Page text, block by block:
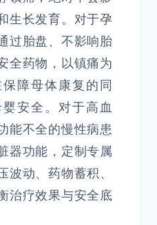
生长发育。对于孕
过胎盘、不影响胎
全药物，以镇痛为
障母体康复的同
安全。对于高血
能不全的慢性病患
器功能，定制专属
波动、药物蓄积、
治疗效果与安全底